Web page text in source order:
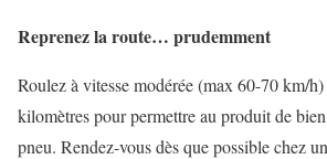
Reprenez la route… prudemment
Roulez à vitesse modérée (max 60-70 km/
kilomètres pour permettre au produit de
pneu. Rendez-vous dès que possible chez